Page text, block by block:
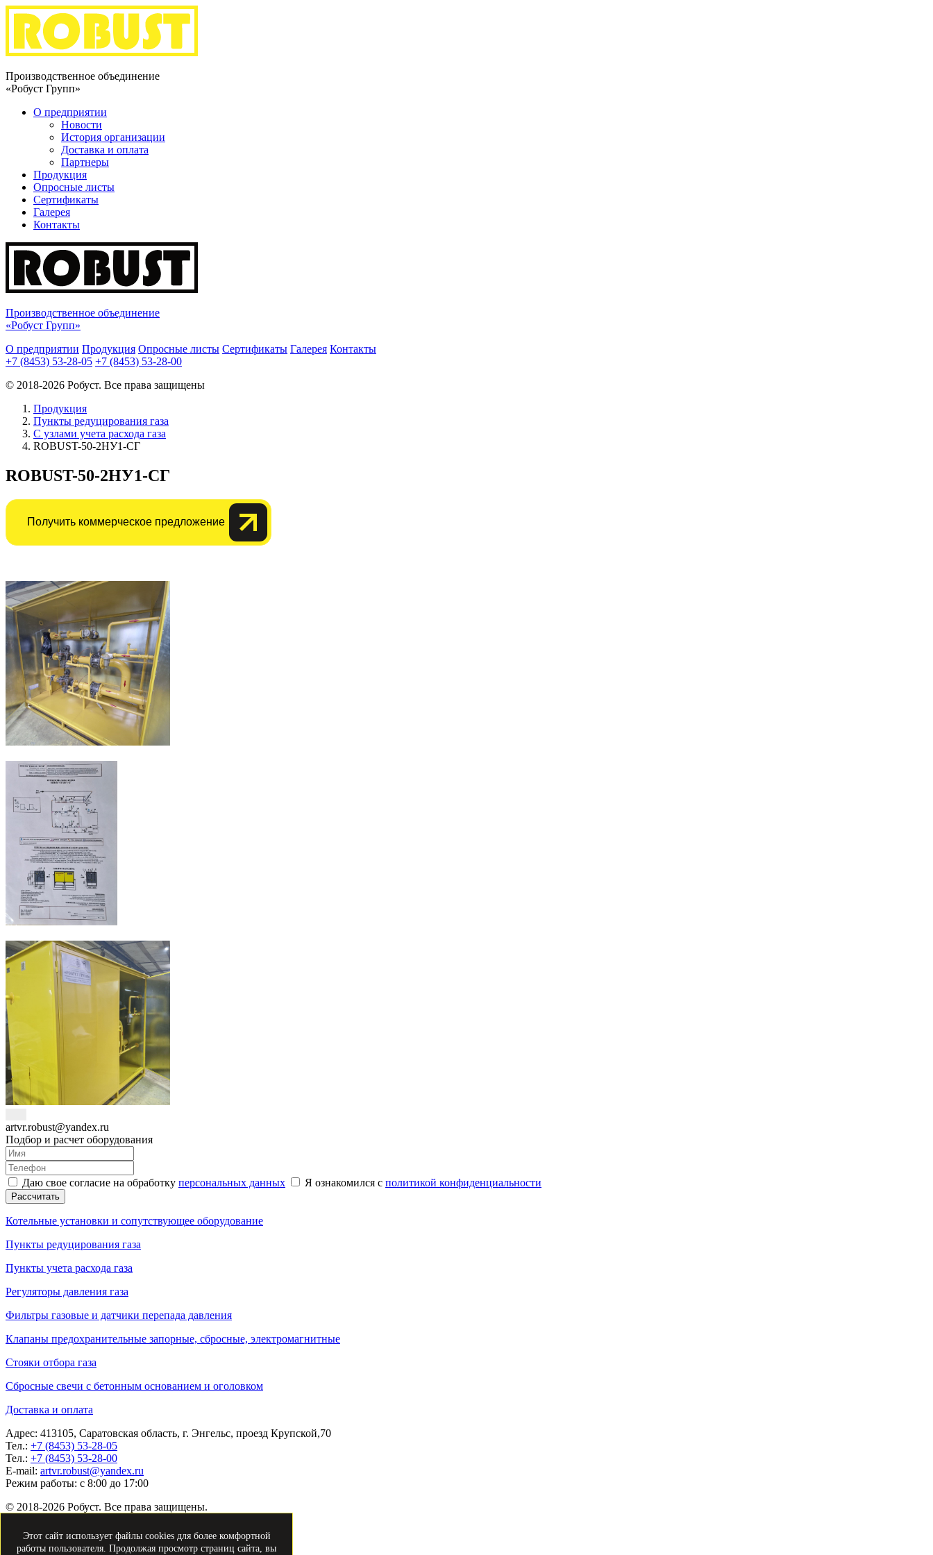
Производственное объединение
«Робуст Групп»
О предприятии
Новости
История организации
Доставка и оплата
Партнеры
Продукция
Опросные листы
Сертификаты
Галерея
Контакты
Производственное объединение
«Робуст Групп»
О предприятии Продукция Опросные листы Сертификаты Галерея Контакты
+7 (8453) 53-28-05 +7 (8453) 53-28-00
© 2018-2026 Робуст. Все права защищены
Продукция
Пункты редуцирования газа
C узлами учета расхода газа
ROBUST-50-2НУ1-СГ
ROBUST-50-2НУ1-СГ
Получить коммерческое предложение
artvr.robust@yandex.ru
Подбор и расчет оборудования
Даю свое согласие на обработку персональных данных Я ознакомился с политикой конфиденциальности
Рассчитать
Котельные установки и сопутствующее оборудование
Пункты редуцирования газа
Пункты учета расхода газа
Регуляторы давления газа
Фильтры газовые и датчики перепада давления
Клапаны предохранительные запорные, сбросные, электромагнитные
Стояки отбора газа
Сбросные свечи с бетонным основанием и оголовком
Доставка и оплата
Адрес: 413105, Саратовская область, г. Энгельс, проезд Крупской,70
Тел.: +7 (8453) 53-28-05
Тел.: +7 (8453) 53-28-00
E-mail: artvr.robust@yandex.ru
Режим работы: с 8:00 до 17:00
© 2018-2026 Робуст. Все права защищены.
Политика конфиденциальности
Этот сайт использует файлы cookies для более комфортной
работы пользователя. Продолжая просмотр страниц сайта, вы